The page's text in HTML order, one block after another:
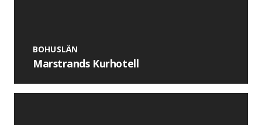
BOHUSLÄN
Marstrands Kurhotell